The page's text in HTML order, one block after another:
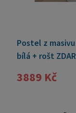
Postel z
bílá + rošt
3889 Kč